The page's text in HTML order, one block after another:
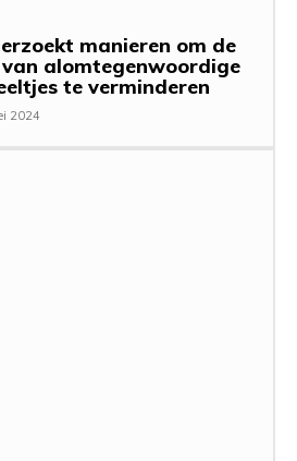
manieren om de
alomtegenwoordige
te verminderen
2024